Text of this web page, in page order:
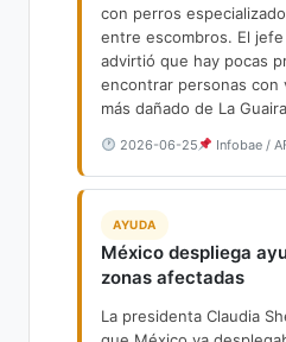
con perros
entre escombros. El
advirtió que hay pocas
encontrar personas con
más dañado de La
2026-06-25 Infobae /
AYUDA
México despliega
zonas afectadas
La presidenta Claudia